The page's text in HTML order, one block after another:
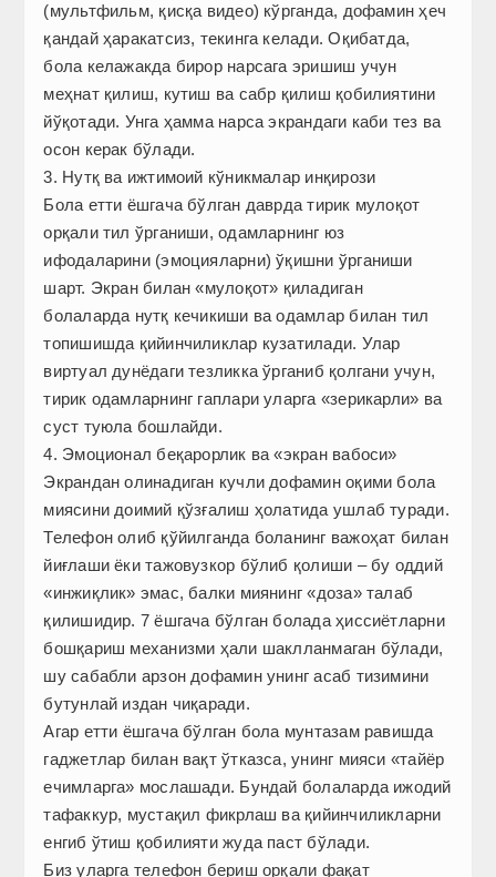
(мультфильм, қисқа видео) кўрганда, дофамин ҳеч
қандай ҳаракатсиз, текинга келади. Оқибатда,
бола келажакда бирор нарсага эришиш учун
меҳнат қилиш, кутиш ва сабр қилиш қобилиятини
йўқотади. Унга ҳамма нарса экрандаги каби тез ва
осон керак бўлади.
3. Нутқ ва ижтимоий кўникмалар инқирози
Бола етти ёшгача бўлган даврда тирик мулоқот
орқали тил ўрганиши, одамларнинг юз
ифодаларини (эмоцияларни) ўқишни ўрганиши
шарт. Экран билан «мулоқот» қиладиган
болаларда нутқ кечикиши ва одамлар билан тил
топишишда қийинчиликлар кузатилади. Улар
виртуал дунёдаги тезликка ўрганиб қолгани учун,
тирик одамларнинг гаплари уларга «зерикарли» ва
суст туюла бошлайди.
4. Эмоционал беқарорлик ва «экран вабоси»
Экрандан олинадиган кучли дофамин оқими бола
миясини доимий қўзғалиш ҳолатида ушлаб туради.
Телефон олиб қўйилганда боланинг важоҳат билан
йиғлаши ёки тажовузкор бўлиб қолиши – бу оддий
«инжиқлик» эмас, балки миянинг «доза» талаб
қилишидир. 7 ёшгача бўлган болада ҳиссиётларни
бошқариш механизми ҳали шаклланмаган бўлади,
шу сабабли арзон дофамин унинг асаб тизимини
бутунлай издан чиқаради.
Агар етти ёшгача бўлган бола мунтазам равишда
гаджетлар билан вақт ўтказса, унинг мияси «тайёр
ечимларга» мослашади. Бундай болаларда ижодий
тафаккур, мустақил фикрлаш ва қийинчиликларни
енгиб ўтиш қобилияти жуда паст бўлади.
Биз уларга телефон бериш орқали фақат